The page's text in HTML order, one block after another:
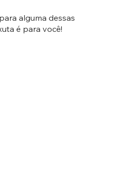
para alguma dessas
é para você!